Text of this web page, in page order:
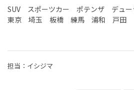
SUV スポーツカー ポテンザ デュ
東京 埼玉 板橋 練馬 浦和 戸田
担当：イシジマ